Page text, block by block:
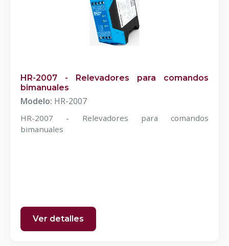
HR-2007 - Relevadores para comandos
bimanuales
Modelo: HR-2007
HR-2007 - Relevadores para comandos
bimanuales
Ver detalles